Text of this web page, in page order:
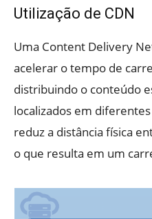
Utilização de CDN
Uma Content Delivery
acelerar o tempo de
distribuindo o conteúdo
localizados em
reduz a distância física
o que resulta em um